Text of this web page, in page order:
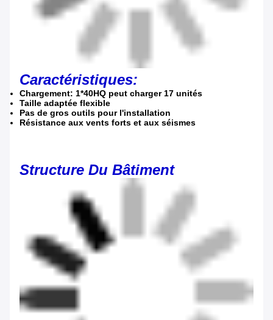
Caractéristiques:
Chargement: 1*40HQ peut charger 17 unités
Taille adaptée flexible
Pas de gros outils pour l'installation
Résistance aux vents forts et aux séismes
Structure Du Bâtiment